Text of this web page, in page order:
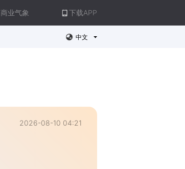
商业气象 下载APP
中文
2026-08-10 04:21